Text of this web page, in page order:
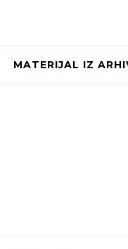
MATERIJAL IZ